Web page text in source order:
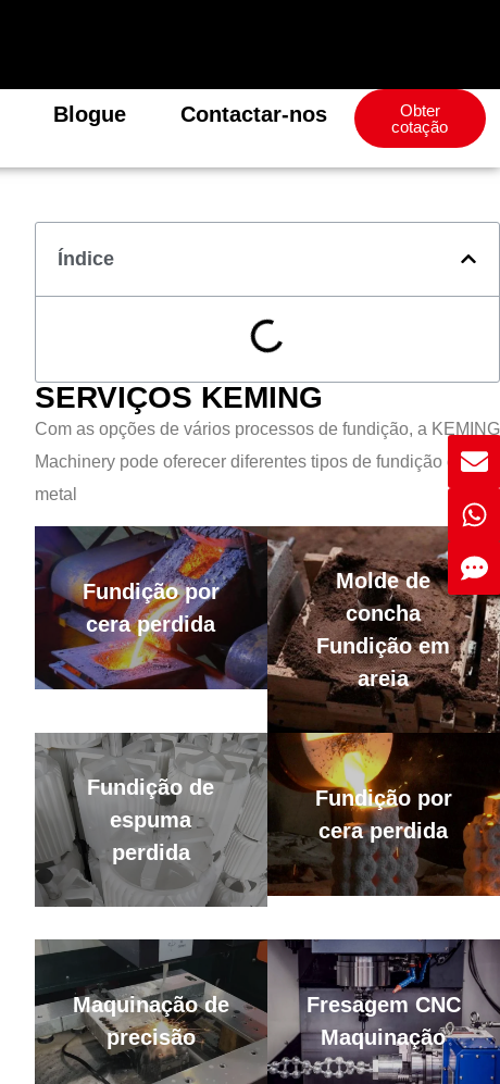
Blogue Contactar-nos
Obter
cotação
Índice
SERVIÇOS KEMING
Com as opções de vários processos de fundição, a KEMING
Machinery pode oferecer diferentes tipos de fundição de
metal
Fundição por
cera perdida
Molde de
concha
Fundição em
areia
Fundição de
espuma
perdida
Fundição por
cera perdida
Maquinação de
precisão
Fresagem CNC
Maquinação